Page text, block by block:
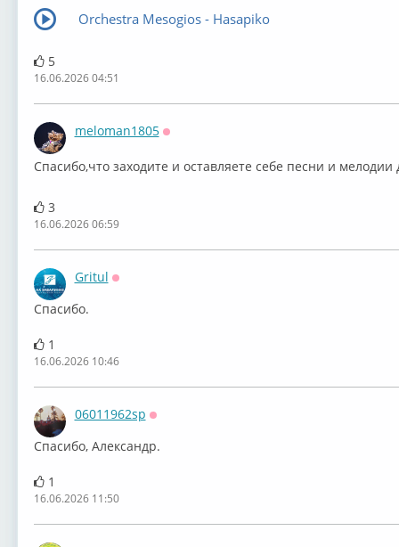
Orchestra Mesogios - Hasapiko
5
16.06.2026 04:51
meloman1805
⁣⁣Спасибо,что заходите и оставляете себе песни и мелодии
3
16.06.2026 06:59
Gritul
Спасибо.
1
16.06.2026 10:46
06011962sp
Спасибо, Александр.
1
16.06.2026 11:50